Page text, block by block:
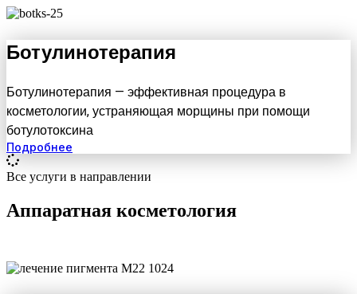
Ботулинотерапия
Ботулинотерапия — эффективная процедура в
косметологии, устраняющая морщины при помощи
ботулотоксина
Подробнее
Все услуги в направлении
Аппаратная косметология